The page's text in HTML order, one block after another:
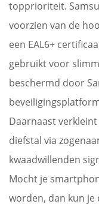
topprioriteit.
voorzien van de
een EAL6+
gebruikt voor
beschermd door
Daarnaast
diefstal via
kwaadwillenden
Mocht je
worden, dan kun je